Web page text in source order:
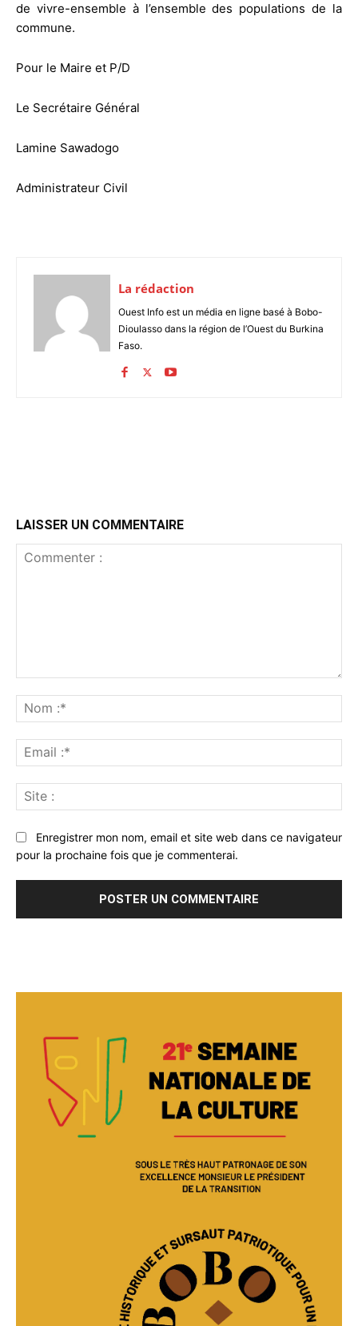
de vivre-ensemble à l’ensemble des populations de la
commune.
Pour le Maire et P/D
Le Secrétaire Général
Lamine Sawadogo
Administrateur Civil
La rédaction
Ouest Info est un média en ligne basé à Bobo-
Dioulasso dans la région de l’Ouest du Burkina
Faso.
LAISSER UN COMMENTAIRE
:*
:*
:
Enregistrer mon nom, email et site web dans ce navigateur
pour la prochaine fois que je commenterai.